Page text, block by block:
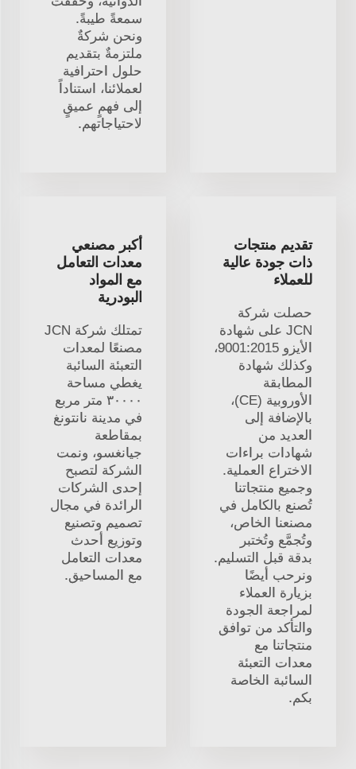
سمعةً طيبةً.
ونحن شركةٌ
ملتزمةٌ بتقديم
حلول احترافية
لعملائنا، استناداً
إلى فهمٍ عميقٍ
لاحتياجاتهم.
تقديم منتجات
ذات جودة عالية
للعملاء
حصلت شركة
JCN على شهادة
الأيزو 9001:2015،
وكذلك شهادة
المطابقة
الأوروبية (CE)،
بالإضافة إلى
العديد من
شهادات براءات
الاختراع العملية.
وجميع منتجاتنا
تُصنع بالكامل في
مصنعنا الخاص،
وتُجمَّع وتُختبر
بدقة قبل التسليم.
ونرحب أيضًا
بزيارة العملاء
لمراجعة الجودة
والتأكد من توافق
منتجاتنا مع
معدات التعبئة
السائبة الخاصة
بكم.
أكبر مصنعي
معدات التعامل
مع المواد
البودرية
تمتلك شركة JCN
مصنعًا لمعدات
التعبئة السائبة
يغطي مساحة
٣٠٠٠٠ متر مربع
في مدينة نانتونغ
بمقاطعة
جيانغسو، ونمت
الشركة لتصبح
إحدى الشركات
الرائدة في مجال
تصميم وتصنيع
وتوزيع أحدث
معدات التعامل
مع المساحيق.